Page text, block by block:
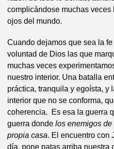
complicándose muchas
ojos del mundo.
Cuando dejamos que sea la
voluntad de Dios las que
muchas veces
nuestro interior. Una batalla
práctica, tranquila y egoísta, y
interior que no se conforma,
coherencia. Es esa la guerra
guerra donde los enemigos
propia casa. El encuentro con
día, pone patas arriba nuestra